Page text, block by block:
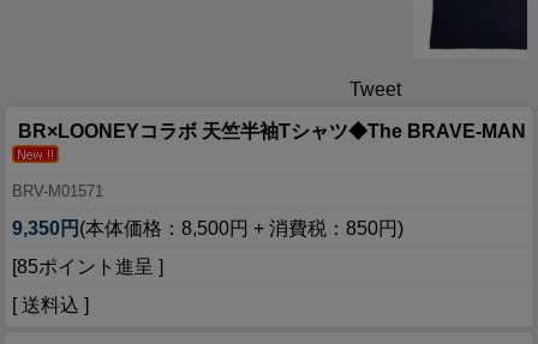
Tweet
BR×LOONEYコラボ 天竺半袖Tシャツ◆The BRAVE-MAN
BRV-M01571
9,350円 (本体価格：8,500円 + 消費税：850円)
[85ポイント進呈 ]
[ 送料込 ]